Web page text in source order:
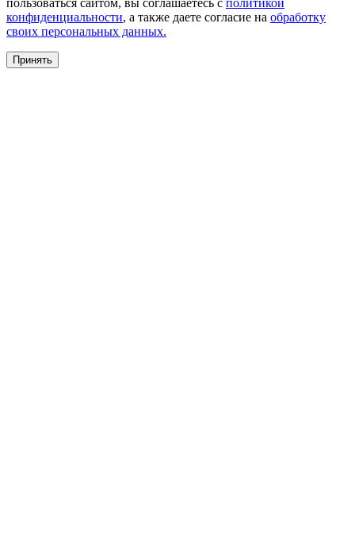
пользоваться сайтом, вы соглашаетесь с политикой
конфиденциальности, а также даете согласие на обработку
своих персональных данных.
Принять